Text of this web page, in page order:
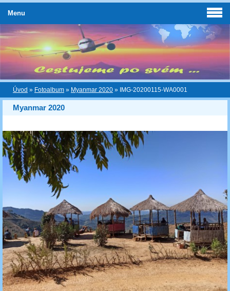
Úvod » Fotoalbum » Myanmar 2020 » IMG-20200115-WA0001
Myanmar 2020
Menu